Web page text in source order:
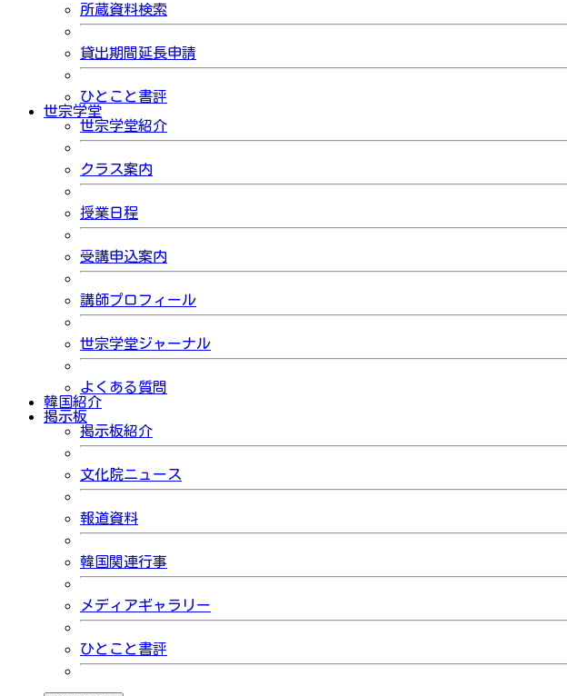
所蔵資料検索
貸出期間延長申請
ひとこと書評
世宗学堂
世宗学堂紹介
クラス案内
授業日程
受講申込案内
講師プロフィール
世宗学堂ジャーナル
よくある質問
韓国紹介
掲示板
掲示板紹介
文化院ニュース
報道資料
韓国関連行事
メディアギャラリー
ひとこと書評